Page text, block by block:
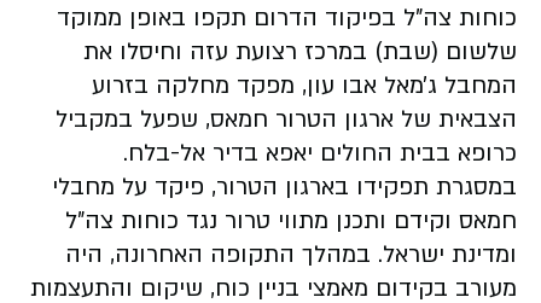
כוחות צה"ל בפיקוד הדרום תקפו באופן ממוקד
שלשום (שבת) במרכז רצועת עזה וחיסלו את
המחבל ג׳מאל אבו עון, מפקד מחלקה בזרוע
הצבאית של ארגון הטרור חמאס, שפעל במקביל
כרופא בבית החולים יאפא בדיר אל-בלח.
במסגרת תפקידו בארגון הטרור, פיקד על מחבלי
חמאס וקידם ותכנן מתווי טרור נגד כוחות צה"ל
ומדינת ישראל. במהלך התקופה האחרונה, היה
מעורב בקידום מאמצי בניין כוח, שיקום והתעצמות